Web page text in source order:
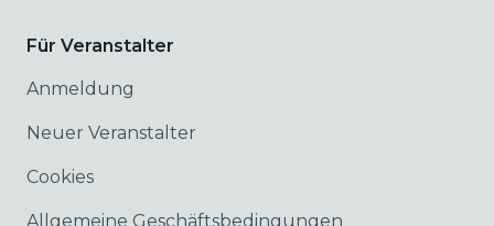
Für Veranstalter
Anmeldung
Neuer Veranstalter
Cookies
Allgemeine Geschäftsbedingungen